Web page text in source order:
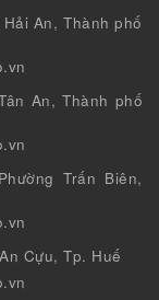
An, Thành phố
An, Thành phố
Trấn Biên,
Cựu, Tp. Huế